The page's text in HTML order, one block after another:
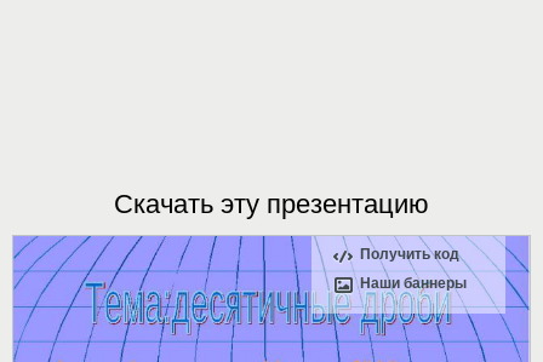
Скачать эту презентацию
Получить код
Наши баннеры